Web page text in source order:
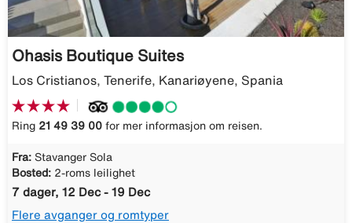
Ohasis Boutique Suites
Los Cristianos, Tenerife, Kanariøyene, Spania
Ring 21 49 39 00 for mer informasjon om reisen.
Fra: Stavanger Sola
Bosted: 2-roms leilighet
7 dager, 12 Dec - 19 Dec
Flere avganger og romtyper